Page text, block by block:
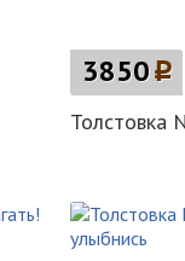
3850p
Толстовка